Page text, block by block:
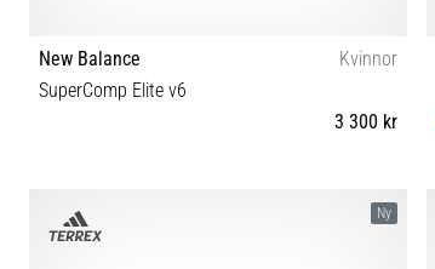
New Balance
Kvinnor
SuperComp Elite v6
3 300 kr
Ny